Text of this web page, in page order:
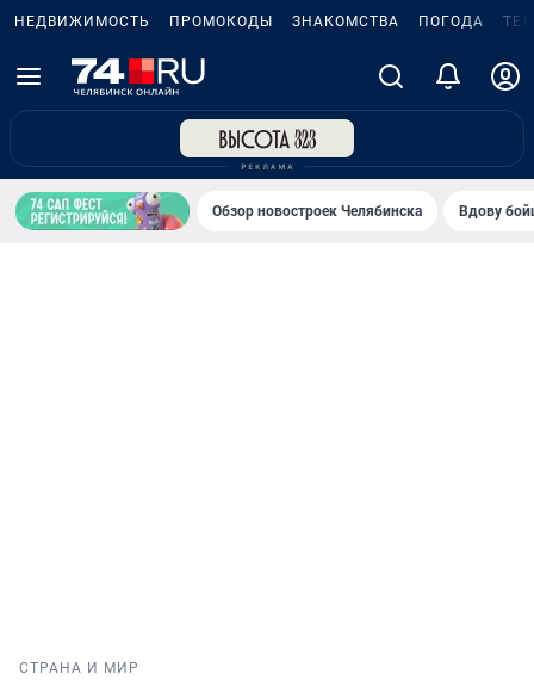
НЕДВИЖИМОСТЬ ПРОМОКОДЫ ЗНАКОМСТВА ПОГОДА
Обзор новостроек Челябинска Вдову
СТРАНА И МИР